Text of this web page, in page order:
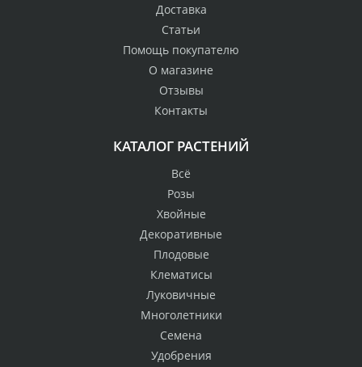
Доставка
Статьи
Помощь покупателю
О магазине
Отзывы
Контакты
КАТАЛОГ РАСТЕНИЙ
Всё
Розы
Хвойные
Декоративные
Плодовые
Клематисы
Луковичные
Многолетники
Семена
Удобрения